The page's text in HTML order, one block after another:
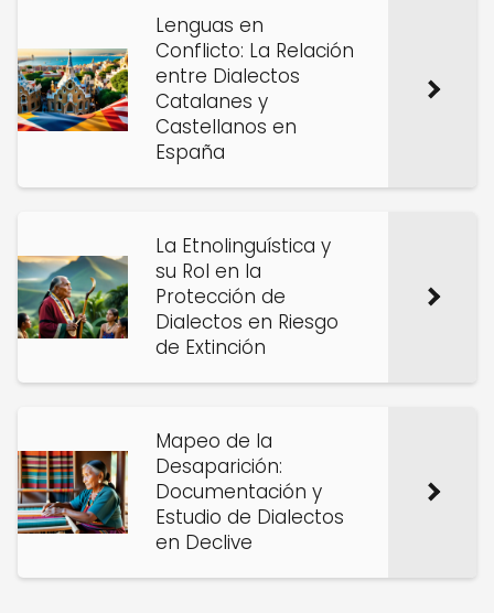
Lenguas en
Conflicto: La Relación
entre Dialectos
Catalanes y
Castellanos en
España
La Etnolinguística y
su Rol en la
Protección de
Dialectos en Riesgo
de Extinción
Mapeo de la
Desaparición:
Documentación y
Estudio de Dialectos
en Declive